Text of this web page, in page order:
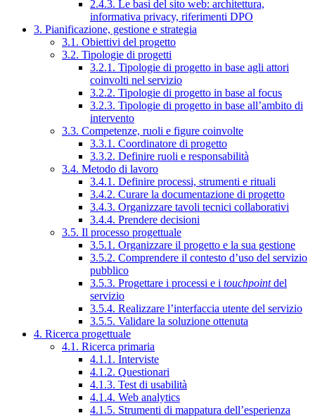
2.4.3. Le basi del sito web: architettura,
informativa privacy, riferimenti DPO
3. Pianificazione, gestione e strategia
3.1. Obiettivi del progetto
3.2. Tipologie di progetti
3.2.1. Tipologie di progetto in base agli attori
coinvolti nel servizio
3.2.2. Tipologie di progetto in base al focus
3.2.3. Tipologie di progetto in base all’ambito di
intervento
3.3. Competenze, ruoli e figure coinvolte
3.3.1. Coordinatore di progetto
3.3.2. Definire ruoli e responsabilità
3.4. Metodo di lavoro
3.4.1. Definire processi, strumenti e rituali
3.4.2. Curare la documentazione di progetto
3.4.3. Organizzare tavoli tecnici collaborativi
3.4.4. Prendere decisioni
3.5. Il processo progettuale
3.5.1. Organizzare il progetto e la sua gestione
3.5.2. Comprendere il contesto d’uso del servizio
pubblico
3.5.3. Progettare i processi e i touchpointdel
servizio
3.5.4. Realizzare l’interfaccia utente del servizio
3.5.5. Validare la soluzione ottenuta
4. Ricerca progettuale
4.1. Ricerca primaria
4.1.1. Interviste
4.1.2. Questionari
4.1.3. Test di usabilità
4.1.4. Web analytics
4.1.5. Strumenti di mappatura dell’esperienza